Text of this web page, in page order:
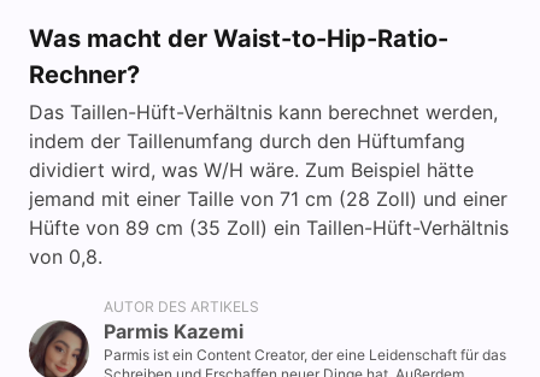
Was macht der Waist-to-Hip-Ratio-
Rechner?
Das Taillen-Hüft-Verhältnis kann berechnet werden,
indem der Taillenumfang durch den Hüftumfang
dividiert wird, was W/H wäre. Zum Beispiel hätte
jemand mit einer Taille von 71 cm (28 Zoll) und einer
Hüfte von 89 cm (35 Zoll) ein Taillen-Hüft-Verhältnis
von 0,8.
AUTOR DES ARTIKELS
Parmis Kazemi
Parmis ist ein Content Creator, der eine Leidenschaft für das